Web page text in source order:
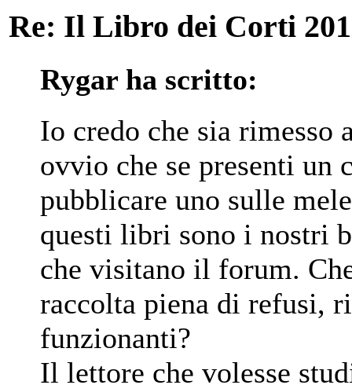
Re: Il Libro dei Corti
Rygar ha scritto:
Io credo che sia rimesso
ovvio che se presenti un
pubblicare uno sulle
questi libri sono i nostri
che visitano il forum.
raccolta piena di refusi,
funzionanti?
Il lettore che volesse